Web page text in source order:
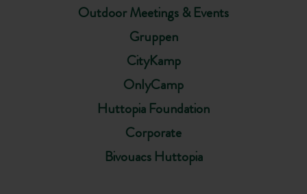
Outdoor Meetings & Events
Gruppen
CityKamp
OnlyCamp
Huttopia Foundation
Corporate
Bivouacs Huttopia